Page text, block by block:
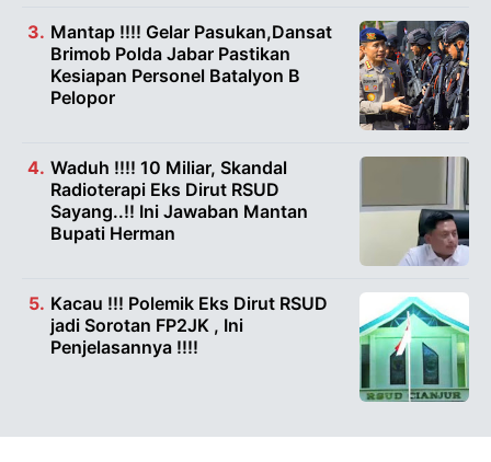
Mantap !!!! Gelar Pasukan,Dansat
Brimob Polda Jabar Pastikan
Kesiapan Personel Batalyon B
Pelopor
Waduh !!!! 10 Miliar, Skandal
Radioterapi Eks Dirut RSUD
Sayang..!! Ini Jawaban Mantan
Bupati Herman
Kacau !!! Polemik Eks Dirut RSUD
jadi Sorotan FP2JK , Ini
Penjelasannya !!!!